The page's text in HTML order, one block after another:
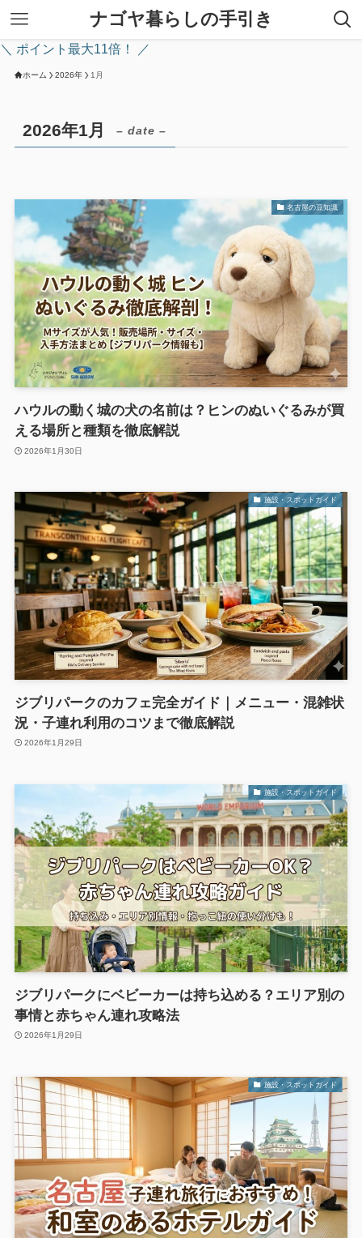
ナゴヤ暮らしの手引き
＼ ポイント最大11倍！ ／
ホーム 2026年 1月
2026年1月 – date –
名古屋の豆知識
ハウルの動く城の犬の名前は？ヒンのぬいぐるみが買
える場所と種類を徹底解説
2026年1月30日
施設・スポットガイド
ジブリパークのカフェ完全ガイド｜メニュー・混雑状
況・子連れ利用のコツまで徹底解説
2026年1月29日
施設・スポットガイド
ジブリパークにベビーカーは持ち込める？エリア別の
事情と赤ちゃん連れ攻略法
2026年1月29日
施設・スポットガイド